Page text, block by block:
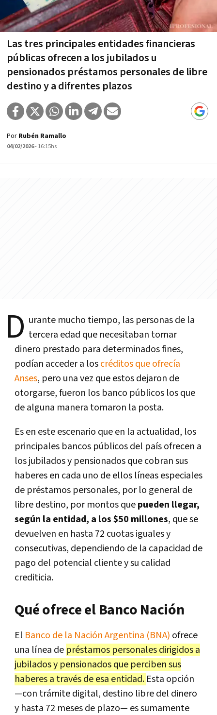
Las tres principales entidades financieras
públicas ofrecen a los jubilados u
pensionados préstamos personales de libre
destino y a difrentes plazos
Por Rubén Ramallo
04/02/2026- 16:15hs
D urante mucho tiempo, las personas de la
tercera edad que necesitaban tomar
dinero prestado para determinados fines,
podían acceder a loscréditos que ofrecía
Anses, pero una vez que estos dejaron de
otorgarse, fueron los banco públicos los que
de alguna manera tomaron la posta.
Es en este escenario que en la actualidad, los
principales bancos públicos del país ofrecen a
los jubilados y pensionados que cobran sus
haberes en cada uno de ellos líneas especiales
de préstamos personales, por lo general de
libre destino, por montos quepueden llegar,
según la entidad, a los $50 millones, que se
devuelven en hasta 72 cuotas iguales y
consecutivas, dependiendo de la capacidad de
pago del potencial cliente y su calidad
crediticia.
Qué ofrece el Banco Nación
El Banco de la Nación Argentina (BNA) ofrece
una línea de préstamos personales dirigidos a
jubilados y pensionados que perciben sus
haberes a través de esa entidad. Esta opción
—con trámite digital, destino libre del dinero
y hasta 72 meses de plazo— es sumamente